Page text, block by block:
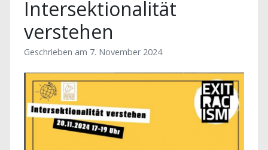
Intersektionalität
verstehen
Geschrieben am 7. November 2024